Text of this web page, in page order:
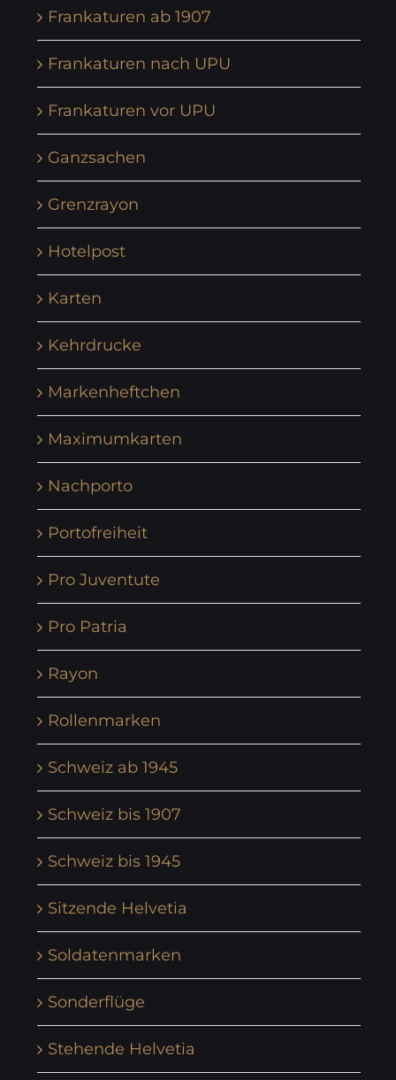
Frankaturen ab 1907
Frankaturen nach UPU
Frankaturen vor UPU
Ganzsachen
Grenzrayon
Hotelpost
Karten
Kehrdrucke
Markenheftchen
Maximumkarten
Nachporto
Portofreiheit
Pro Juventute
Pro Patria
Rayon
Rollenmarken
Schweiz ab 1945
Schweiz bis 1907
Schweiz bis 1945
Sitzende Helvetia
Soldatenmarken
Sonderflüge
Stehende Helvetia